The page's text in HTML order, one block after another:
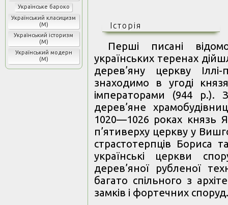
Українське бароко
Український класицизм
(М)
Український історизм
(М)
Український модерн
(М)
Історія
Перші писані
українських теренах
дерев’яну церкву
знаходимо в угоді
імператорами (944 р.).
дерев’яне
1020—1026 роках князь
п’ятиверху церкву у
страстотерпців Бориса
українські церкви
дерев’яної рубленої
багато спільного з
замків і фортечних споруд.